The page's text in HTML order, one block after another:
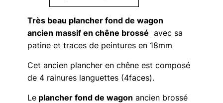
Fond
de
wagon
chêne
brossé
peinture
Très beau plancher fond de wagon
ancien massif en chêne brossé avec sa
patine et traces de peintures en 18mm
Cet ancien plancher en chêne est composé
de 4 rainures languettes (4faces).
Leplancher fond de wagon ancien brossé